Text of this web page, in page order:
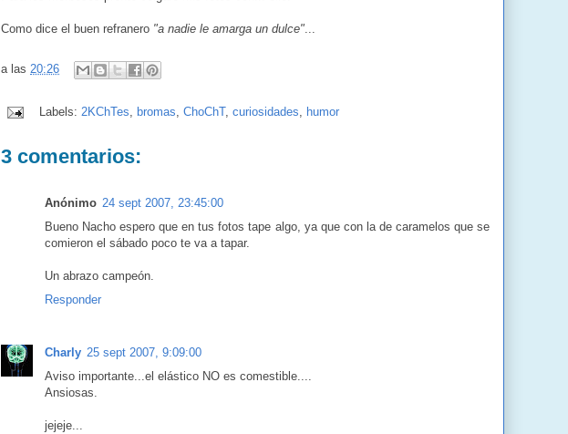
Como dice el buen refranero "a nadie le amarga un dulce"...
a las 20:26
Labels: 2KChTes, bromas, ChoChT, curiosidades, humor
3 comentarios:
Anónimo 24 sept 2007, 23:45:00
Bueno Nacho espero que en tus fotos tape algo, ya que con la de caramelos que se
comieron el sábado poco te va a tapar.
Un abrazo campeón.
Responder
Charly 25 sept 2007, 9:09:00
Aviso importante...el elástico NO es comestible....
Ansiosas.
jejeje...